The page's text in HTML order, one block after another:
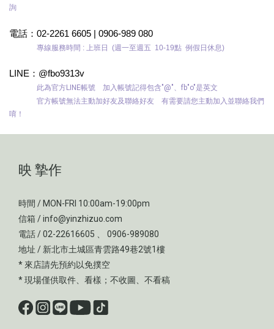
詢
電話：02-2261 6605 | 0906-989 080
專線服務時間 : 上班日 (週一至週五 10-19點 例假日休息)
LINE ： @fbo9313v
此為官方LINE帳號 加入帳號記得包含"@"、 fb"o"是英文
官方帳號無法主動加好友及聯絡好友 有需要請您主動加入並聯絡我們
唷！
映 摯作
時間 / MON-FRI 10:00am-19:00pm
信箱 / info@yinzhizuo.com
電話 / 02-22616605 、 0906-989080
地址 / 新北市土城區青雲路49巷2號1樓
* 來店請先預約以免撲空
* 現場僅供取件、看樣；不收圖、不看稿